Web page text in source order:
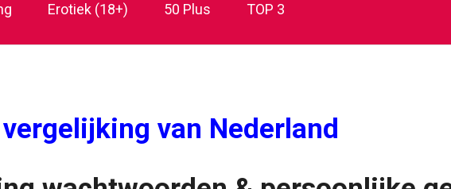
Erotiek (18+) 50 Plus TOP 3
vergelijking van Nederland